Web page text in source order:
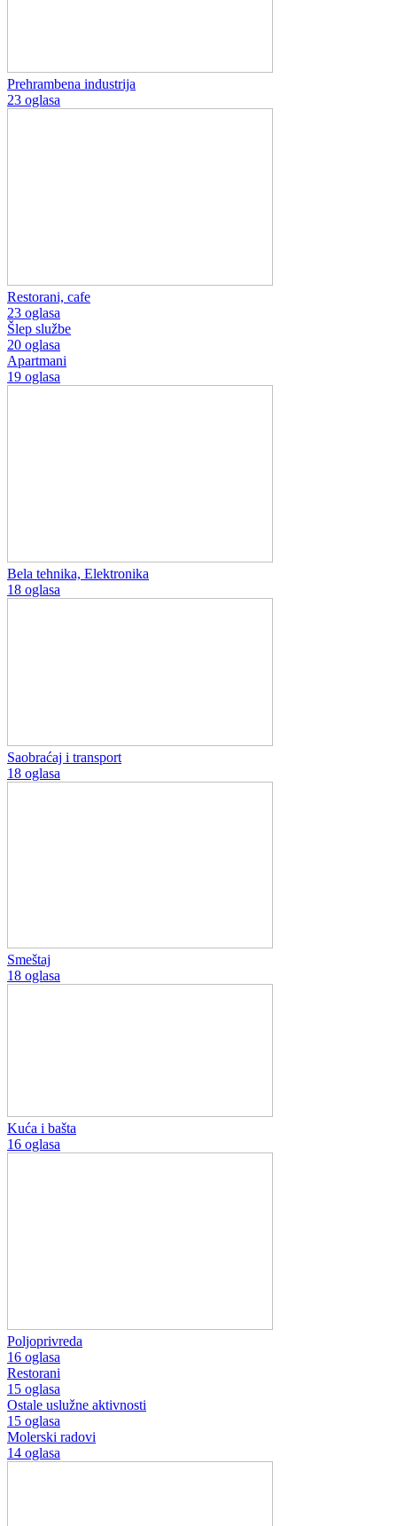
Prehrambena industrija
23 oglasa
Restorani, cafe
23 oglasa
Šlep službe
20 oglasa
Apartmani
19 oglasa
Bela tehnika, Elektronika
18 oglasa
Saobraćaj i transport
18 oglasa
Smeštaj
18 oglasa
Kuća i bašta
16 oglasa
Poljoprivreda
16 oglasa
Restorani
15 oglasa
Ostale uslužne aktivnosti
15 oglasa
Molerski radovi
14 oglasa